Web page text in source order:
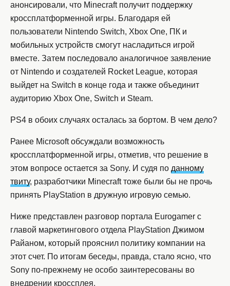
анонсировали, что Minecraft получит поддержку
кроссплатформенной игры. Благодаря ей
пользователи Nintendo Switch, Xbox One, ПК и
мобильных устройств смогут насладиться игрой
вместе. Затем последовало аналогичное заявление
от Nintendo и создателей Rocket League, которая
выйдет на Switch в конце года и также объединит
аудиторию Xbox One, Switch и Steam.
PS4 в обоих случаях осталась за бортом. В чем дело?
Ранее Microsoft обсуждали возможность
кроссплатформенной игры, отметив, что решение в
этом вопросе остается за Sony. И судя по данному
твиту, разработчики Minecraft тоже были бы не прочь
принять PlayStation в дружную игровую семью.
Ниже представлен разговор портала Eurogamer с
главой маркетингового отдела PlayStation Джимом
Райаном, который прояснил политику компании на
этот счет. По итогам беседы, правда, стало ясно, что
Sony по-прежнему не особо заинтересованы во
внедрении кроссплея.